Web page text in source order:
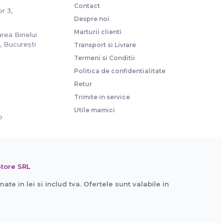
3,
Binelui
București
Contact
Despre noi
Marturii clienti
Transport si Livrare
Termeni si Conditii
Politica de confidentialitate
Retur
Trimite in service
Utile mamici
SRL
in lei si includ tva. Ofertele sunt valabile in